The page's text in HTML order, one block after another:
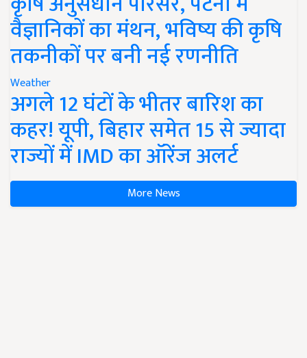
वैज्ञानिकों का मंथन, भविष्य की कृषि
तकनीकों पर बनी नई रणनीति
Weather
अगले 12 घंटों के भीतर बारिश का
कहर! यूपी, बिहार समेत 15 से ज्यादा
राज्यों में IMD का ऑरेंज अलर्ट
More News